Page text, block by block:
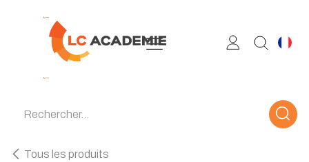
Tous les produits